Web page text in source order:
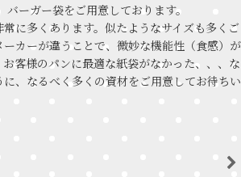
ーガー袋をご用意しております。
に多くあります。似たようなサイズも多くご
カーが違うことで、微妙な機能性（食感）が
客様のパンに最適な紙袋がなかった、、、な
、なるべく多くの資材をご用意してお待ちい